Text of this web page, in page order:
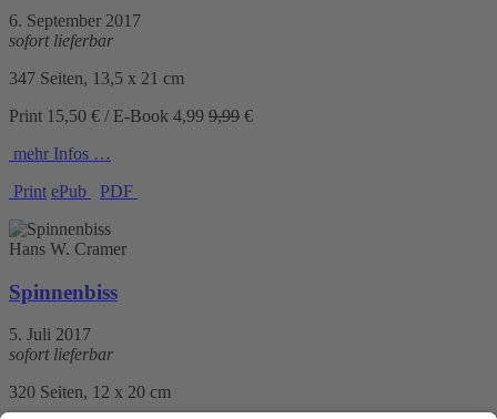
6. September 2017
sofort lieferbar
347 Seiten, 13,5 x 21 cm
Print 15,50 € / E-Book 4,99 9,99 €
mehr Infos …
Print ePub PDF
Hans W. Cramer
Spinnenbiss
5. Juli 2017
sofort lieferbar
320 Seiten, 12 x 20 cm